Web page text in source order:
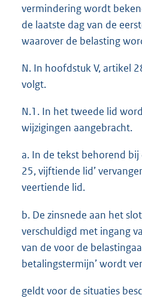
vermindering wordt
de laatste dag van de
waarover de belasting
N. In hoofdstuk V, artikel
volgt.
N.1. In het tweede lid
wijzigingen aangebracht.
a. In de tekst behorend
25, vijftiende lid’
veertiende lid.
b. De zinsnede aan het
verschuldigd met ingang
van de voor de
betalingstermijn’ wordt
geldt voor de situaties